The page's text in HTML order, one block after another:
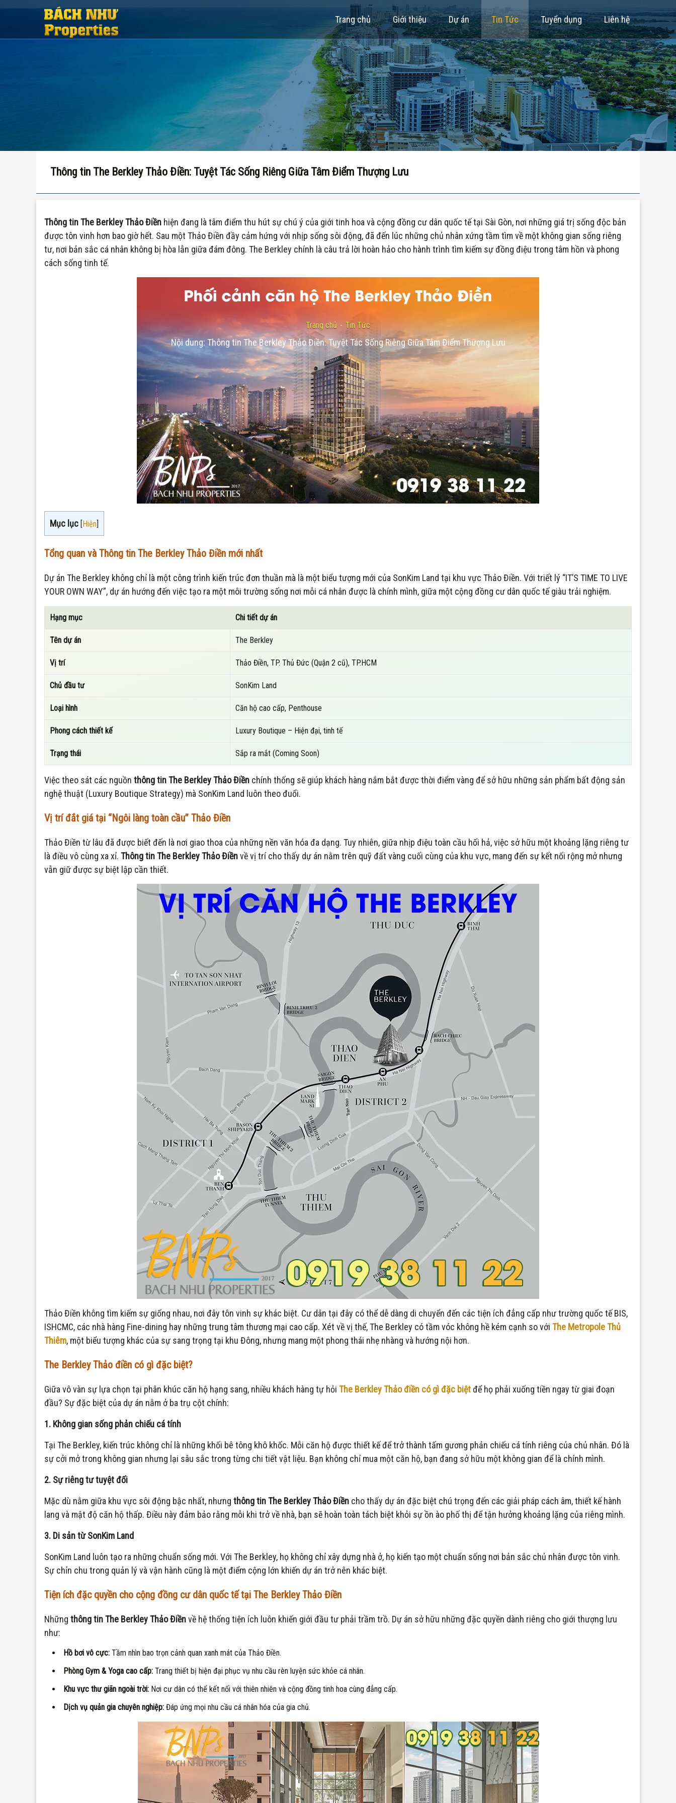
Trang chủ Giới thiệu Dự án Tin Tức Tuyển dụng Liên hệ
Trang chủ - Tin Tức
Nội dung: Thông tin The Berkley Thảo Điền: Tuyệt Tác Sống Riêng Giữa Tâm Điểm Thượng Lưu
Thông tin The Berkley Thảo Điền: Tuyệt Tác Sống Riêng Giữa Tâm Điểm Thượng Lưu
Thông tin The Berkley Thảo Điền hiện đang là tâm điểm thu hút sự chú ý của giới tinh hoa và cộng đồng cư dân quốc tế tại Sài Gòn, nơi những giá trị sống độc bản
được tôn vinh hơn bao giờ hết. Sau một Thảo Điền đầy cảm hứng với nhịp sống sôi động, đã đến lúc những chủ nhân xứng tầm tìm về một không gian sống riêng
tư, nơi bản sắc cá nhân không bị hòa lẫn giữa đám đông. The Berkley chính là câu trả lời hoàn hảo cho hành trình tìm kiếm sự đồng điệu trong tâm hồn và phong
cách sống tinh tế.
Mục lục [Hiện]
Tổng quan và Thông tin The Berkley Thảo Điền mới nhất
Dự án The Berkley không chỉ là một công trình kiến trúc đơn thuần mà là một biểu tượng mới của SonKim Land tại khu vực Thảo Điền. Với triết lý “IT’S TIME TO LIVE
YOUR OWN WAY”, dự án hướng đến việc tạo ra một môi trường sống nơi mỗi cá nhân được là chính mình, giữa một cộng đồng cư dân quốc tế giàu trải nghiệm.
Hạng mục Chi tiết dự án
Tên dự án The Berkley
Vị trí Thảo Điền, TP. Thủ Đức (Quận 2 cũ), TP.HCM
Chủ đầu tư SonKim Land
Loại hình Căn hộ cao cấp, Penthouse
Phong cách thiết kế Luxury Boutique – Hiện đại, tinh tế
Trạng thái Sắp ra mắt (Coming Soon)
Việc theo sát các nguồn thông tin The Berkley Thảo Điền chính thống sẽ giúp khách hàng nắm bắt được thời điểm vàng để sở hữu những sản phẩm bất động sản
nghệ thuật (Luxury Boutique Strategy) mà SonKim Land luôn theo đuổi.
Vị trí đắt giá tại “Ngôi làng toàn cầu” Thảo Điền
Thảo Điền từ lâu đã được biết đến là nơi giao thoa của những nền văn hóa đa dạng. Tuy nhiên, giữa nhịp điệu toàn cầu hối hả, việc sở hữu một khoảng lặng riêng tư
là điều vô cùng xa xỉ. Thông tin The Berkley Thảo Điềnvề vị trí cho thấy dự án nằm trên quỹ đất vàng cuối cùng của khu vực, mang đến sự kết nối rộng mở nhưng
vẫn giữ được sự biệt lập cần thiết.
Thảo Điền không tìm kiếm sự giống nhau, nơi đây tôn vinh sự khác biệt. Cư dân tại đây có thể dễ dàng di chuyển đến các tiện ích đẳng cấp như trường quốc tế BIS,
ISHCMC, các nhà hàng Fine-dining hay những trung tâm thương mại cao cấp. Xét về vị thế, The Berkley có tầm vóc không hề kém cạnh so với The Metropole Thủ
Thiêm, một biểu tượng khác của sự sang trọng tại khu Đông, nhưng mang một phong thái nhẹ nhàng và hướng nội hơn.
The Berkley Thảo điền có gì đặc biệt?
Giữa vô vàn sự lựa chọn tại phân khúc căn hộ hạng sang, nhiều khách hàng tự hỏi The Berkley Thảo điền có gì đặc biệtđể họ phải xuống tiền ngay từ giai đoạn
đầu? Sự đặc biệt của dự án nằm ở ba trụ cột chính:
1. Không gian sống phản chiếu cá tính
Tại The Berkley, kiến trúc không chỉ là những khối bê tông khô khốc. Mỗi căn hộ được thiết kế để trở thành tấm gương phản chiếu cá tính riêng của chủ nhân. Đó là
sự cởi mở trong không gian nhưng lại sâu sắc trong từng chi tiết vật liệu. Bạn không chỉ mua một căn hộ, bạn đang sở hữu một không gian để là chính mình.
2. Sự riêng tư tuyệt đối
Mặc dù nằm giữa khu vực sôi động bậc nhất, nhưng thông tin The Berkley Thảo Điền cho thấy dự án đặc biệt chú trọng đến các giải pháp cách âm, thiết kế hành
lang và mật độ căn hộ thấp. Điều này đảm bảo rằng mỗi khi trở về nhà, bạn sẽ hoàn toàn tách biệt khỏi sự ồn ào phố thị để tận hưởng khoảng lặng của riêng mình.
3. Di sản từ SonKim Land
SonKim Land luôn tạo ra những chuẩn sống mới. Với The Berkley, họ không chỉ xây dựng nhà ở, họ kiến tạo một chuẩn sống nơi bản sắc chủ nhân được tôn vinh.
Sự chỉn chu trong quản lý và vận hành cũng là một điểm cộng lớn khiến dự án trở nên khác biệt.
Tiện ích đặc quyền cho cộng đồng cư dân quốc tế tại The Berkley Thảo Điền
Những thông tin The Berkley Thảo Điềnvề hệ thống tiện ích luôn khiến giới đầu tư phải trầm trồ. Dự án sở hữu những đặc quyền dành riêng cho giới thượng lưu
như:
Hồ bơi vô cực: Tầm nhìn bao trọn cảnh quan xanh mát của Thảo Điền.
Phòng Gym & Yoga cao cấp: Trang thiết bị hiện đại phục vụ nhu cầu rèn luyện sức khỏe cá nhân.
Khu vực thư giãn ngoài trời: Nơi cư dân có thể kết nối với thiên nhiên và cộng đồng tinh hoa cùng đẳng cấp.
Dịch vụ quản gia chuyên nghiệp: Đáp ứng mọi nhu cầu cá nhân hóa của gia chủ.